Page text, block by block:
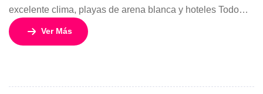
excelente clima, playas de arena blanca y hoteles Todo
Incluido frente al mar, este viaje al Caribe Mexicano en
agosto 2026 es una oportunidad ideal para asegurar tarifa
Ver Más